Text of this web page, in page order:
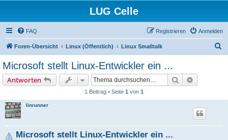
LUG Celle
FAQ Anmelden
Registrieren
Foren-Übersicht Linux (Öffentlich) Linux Smalltalk
Microsoft stellt Linux-Entwickler ein ...
Antworten Suche
1 Beitrag • Seite 1 von 1
linrunner
Microsoft stellt Linux-Entwickler ein ...